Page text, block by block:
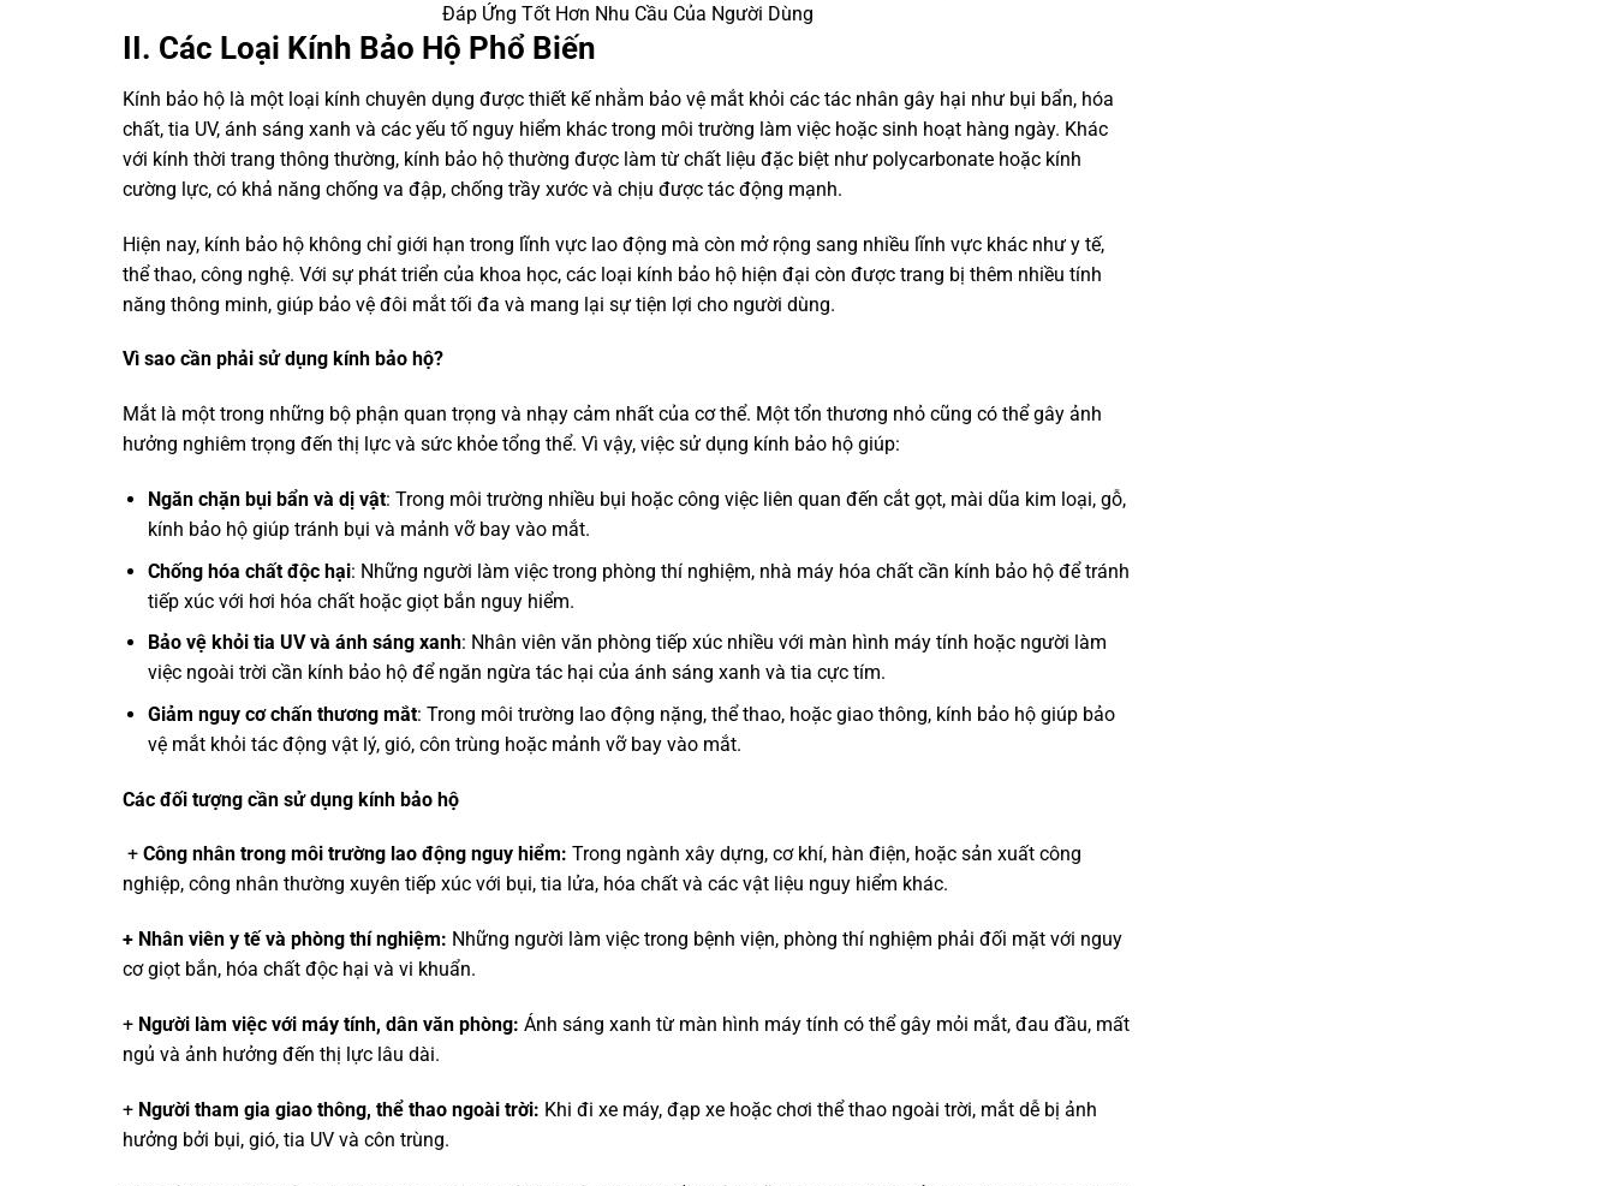
Đáp Ứng Tốt Hơn Nhu Cầu Của Người Dùng
II. Các Loại Kính Bảo Hộ Phổ Biến
Kính bảo hộ là một loại kính chuyên dụng được thiết kế nhằm bảo vệ mắt khỏi các tác nhân gây hại như bụi bẩn, hóa
chất, tia UV, ánh sáng xanh và các yếu tố nguy hiểm khác trong môi trường làm việc hoặc sinh hoạt hàng ngày. Khác
với kính thời trang thông thường, kính bảo hộ thường được làm từ chất liệu đặc biệt như polycarbonate hoặc kính
cường lực, có khả năng chống va đập, chống trầy xước và chịu được tác động mạnh.
Hiện nay, kính bảo hộ không chỉ giới hạn trong lĩnh vực lao động mà còn mở rộng sang nhiều lĩnh vực khác như y tế,
thể thao, công nghệ. Với sự phát triển của khoa học, các loại kính bảo hộ hiện đại còn được trang bị thêm nhiều tính
năng thông minh, giúp bảo vệ đôi mắt tối đa và mang lại sự tiện lợi cho người dùng.
Vì sao cần phải sử dụng kính bảo hộ?
Mắt là một trong những bộ phận quan trọng và nhạy cảm nhất của cơ thể. Một tổn thương nhỏ cũng có thể gây ảnh
hưởng nghiêm trọng đến thị lực và sức khỏe tổng thể. Vì vậy, việc sử dụng kính bảo hộ giúp:
Ngăn chặn bụi bẩn và dị vật: Trong môi trường nhiều bụi hoặc công việc liên quan đến cắt gọt, mài dũa kim loại, gỗ,
kính bảo hộ giúp tránh bụi và mảnh vỡ bay vào mắt.
Chống hóa chất độc hại: Những người làm việc trong phòng thí nghiệm, nhà máy hóa chất cần kính bảo hộ để tránh
tiếp xúc với hơi hóa chất hoặc giọt bắn nguy hiểm.
Bảo vệ khỏi tia UV và ánh sáng xanh: Nhân viên văn phòng tiếp xúc nhiều với màn hình máy tính hoặc người làm
việc ngoài trời cần kính bảo hộ để ngăn ngừa tác hại của ánh sáng xanh và tia cực tím.
Giảm nguy cơ chấn thương mắt: Trong môi trường lao động nặng, thể thao, hoặc giao thông, kính bảo hộ giúp bảo
vệ mắt khỏi tác động vật lý, gió, côn trùng hoặc mảnh vỡ bay vào mắt.
Các đối tượng cần sử dụng kính bảo hộ
+ Công nhân trong môi trường lao động nguy hiểm: Trong ngành xây dựng, cơ khí, hàn điện, hoặc sản xuất công
nghiệp, công nhân thường xuyên tiếp xúc với bụi, tia lửa, hóa chất và các vật liệu nguy hiểm khác.
+ Nhân viên y tế và phòng thí nghiệm: Những người làm việc trong bệnh viện, phòng thí nghiệm phải đối mặt với nguy
cơ giọt bắn, hóa chất độc hại và vi khuẩn.
+ Người làm việc với máy tính, dân văn phòng: Ánh sáng xanh từ màn hình máy tính có thể gây mỏi mắt, đau đầu, mất
ngủ và ảnh hưởng đến thị lực lâu dài.
+ Người tham gia giao thông, thể thao ngoài trời: Khi đi xe máy, đạp xe hoặc chơi thể thao ngoài trời, mắt dễ bị ảnh
hưởng bởi bụi, gió, tia UV và côn trùng.